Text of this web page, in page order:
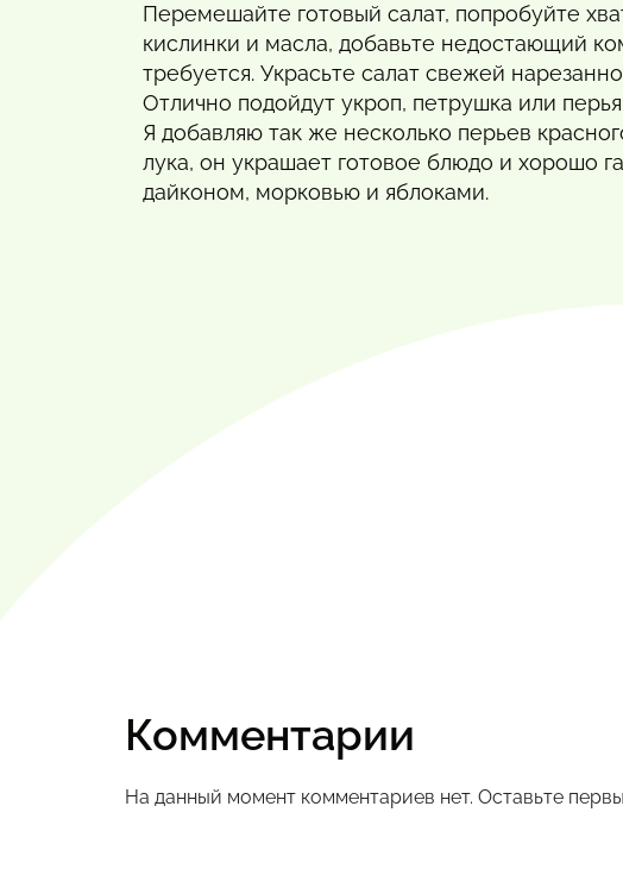
Перемешайте готовый салат, попробуйте
кислинки и масла, добавьте недостающий
требуется. Украсьте салат свежей
Отлично подойдут укроп, петрушка или
Я добавляю так же несколько перьев
лука, он украшает готовое блюдо и хорошо
дайконом, морковью и яблоками.
Комментарии
На данный момент комментариев нет. Оставьте